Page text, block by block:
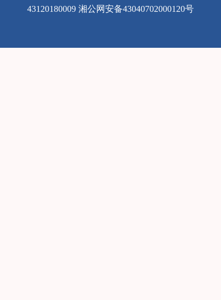
43120180009 湘公网安备43040702000120号